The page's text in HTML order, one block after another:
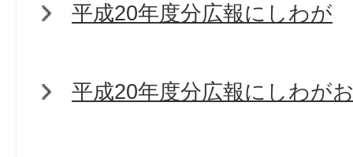
平成20年度分広報にしわが
平成20年度分広報にしわが